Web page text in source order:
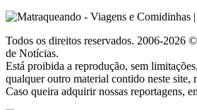
Todos os direitos reservados. 2006-2026
de Notícias.
Está proibida a reprodução, sem
qualquer outro material contido neste site,
Caso queira adquirir nossas reportagens,